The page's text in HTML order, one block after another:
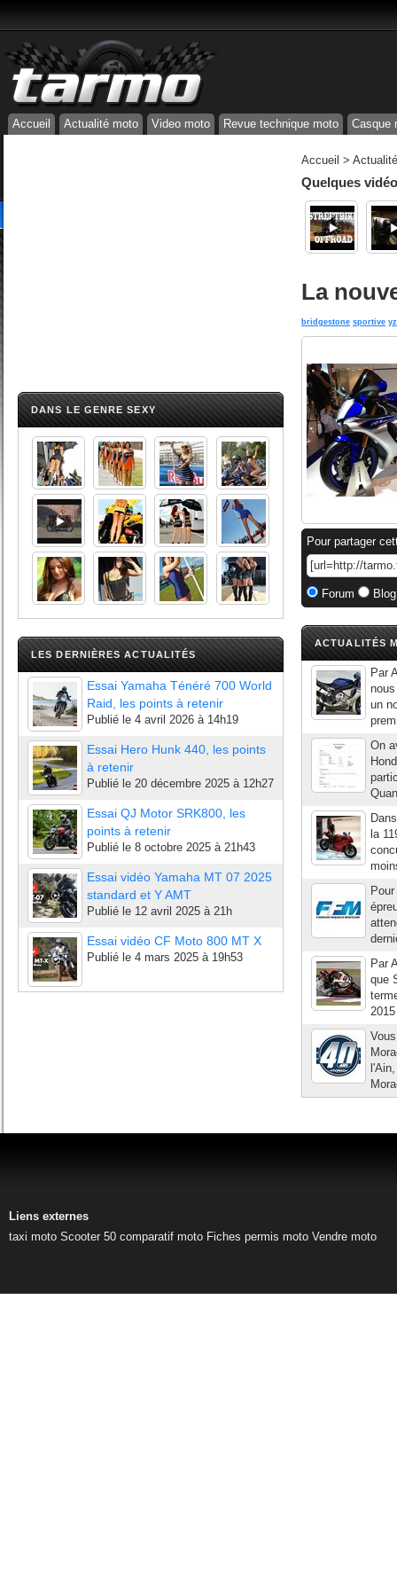
Accueil Actualité moto Video moto Revue technique moto Casque
DANS LE GENRE SEXY
LES DERNIÈRES ACTUALITÉS
Essai Yamaha Ténéré 700 World
Raid, les points à retenir
Publié le 4 avril 2026 à 14h19
Essai Hero Hunk 440, les points
à retenir
Publié le 20 décembre 2025 à 12h27
Essai QJ Motor SRK800, les
points à retenir
Publié le 8 octobre 2025 à 21h43
Essai vidéo Yamaha MT 07 2025
standard et Y AMT
Publié le 12 avril 2025 à 21h
Essai vidéo CF Moto 800 MT X
Publié le 4 mars 2025 à 19h53
Accueil >
Quelques
La
bridgestone sportive
Pour partager
Forum
ACTUALITÉS
Par
un
On
la
Par
que
Liens externes
taxi moto Scooter 50 comparatif moto Fiches permis moto Vendre moto